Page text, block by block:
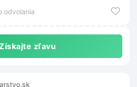
odvolania
zľavu